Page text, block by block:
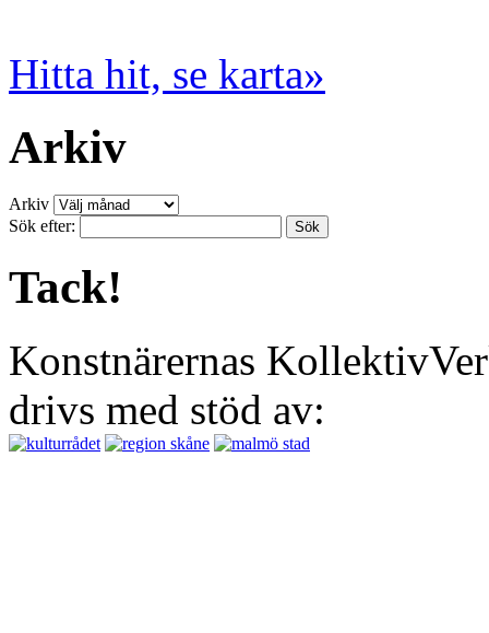
Hitta hit, se karta»
Arkiv
Arkiv
Sök efter:
Tack!
Konstnärernas
drivs med stöd av: